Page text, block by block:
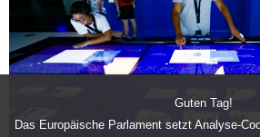
Guten Tag!
Das Europäische Parlament setzt Analyse-